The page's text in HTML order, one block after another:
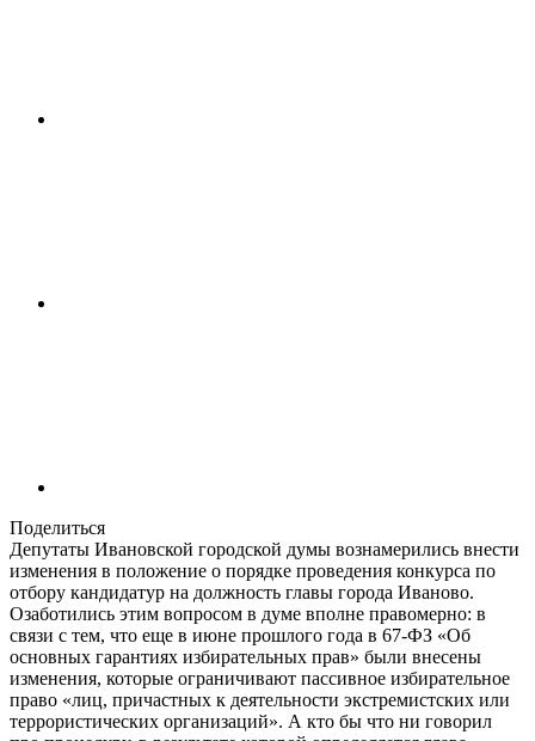
Поделиться
Депутаты Ивановской городской думы вознамерились внести
изменения в положение о порядке проведения конкурса по
отбору кандидатур на должность главы города Иваново.
Озаботились этим вопросом в думе вполне правомерно: в
связи с тем, что еще в июне прошлого года в 67-ФЗ «Об
основных гарантиях избирательных прав» были внесены
изменения, которые ограничивают пассивное избирательное
право «лиц, причастных к деятельности экстремистских или
террористических организаций». А кто бы что ни говорил